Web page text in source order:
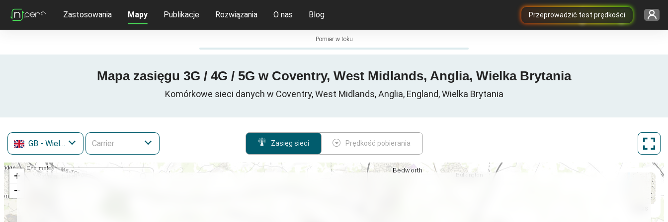
Przeprowadzić test prędkości
Zastosowania Mapy Publikacje Rozwiązania O nas Blog
Pomiar w toku
Mapa zasięgu 3G / 4G / 5G w Coventry, West Midlands, Anglia, Wielka Brytania
Komórkowe sieci danych w Coventry, West Midlands, Anglia, England, Wielka Brytania
GB - Wielka Brytania Zasięg sieci Prędkość pobierania
+
−